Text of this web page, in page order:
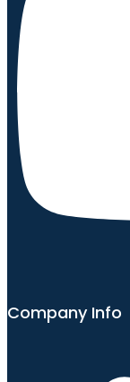
Company Info